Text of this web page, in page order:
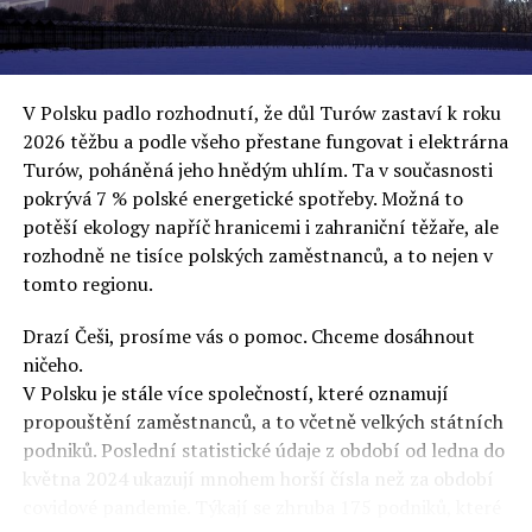
uvěří a nebudou se ptát na podrobnosti,“ řekl Rafał
Ziemkiewicz, redaktor týdeníku Do Rzeczy a ironicky
dodal: „Když se nynějšímu vedení státního hřebčince
podařilo prodat na aukci 10 plemenných koní za 600
000 euro, bylo to provládními médii oslavované jako
velký úspěch. Za vlády PiS se 14 koní prodalo za 2,5
milionu euro, což bylo stejnou mediální partou
komentováno jako konec polského chovu koní. Ve vidění
kontrolorů činnosti PiS ale určitě šlo při prodeji koní o
praní peněz či jinou nelegální činnost.“
Tuskova čísla jsou ale ujetá i jinde, pokračoval
Ziemkiewicz. „Ve vládní aféře PiS kolem vydávání víz
Tusk tvrdil, že za vlády dnešní opozice se nelegálně
prodalo 600 000 víz do Polska. Byla na to dokonce
vytvořena parlamentní vyšetřovací komise, která přišla
ale pouze na to, že 220 víz do Polska bylo
prostřednictvím úplatků uspíšeno, tedy že víza byla
V Polsku padlo rozhodnutí, že důl Turów zastaví k roku
2026 těžbu a podle všeho přestane fungovat i elektrárna
Turów, poháněná jeho hnědým uhlím. Ta v současnosti
pokrývá 7 % polské energetické spotřeby. Možná to
potěší ekology napříč hranicemi i zahraniční těžaře, ale
rozhodně ne tisíce polských zaměstnanců, a to nejen v
tomto regionu.
Drazí Češi, prosíme vás o pomoc. Chceme dosáhnout
ničeho.
V Polsku je stále více společností, které oznamují
propouštění zaměstnanců, a to včetně velkých státních
podniků. Poslední statistické údaje z období od ledna do
května 2024 ukazují mnohem horší čísla než za období